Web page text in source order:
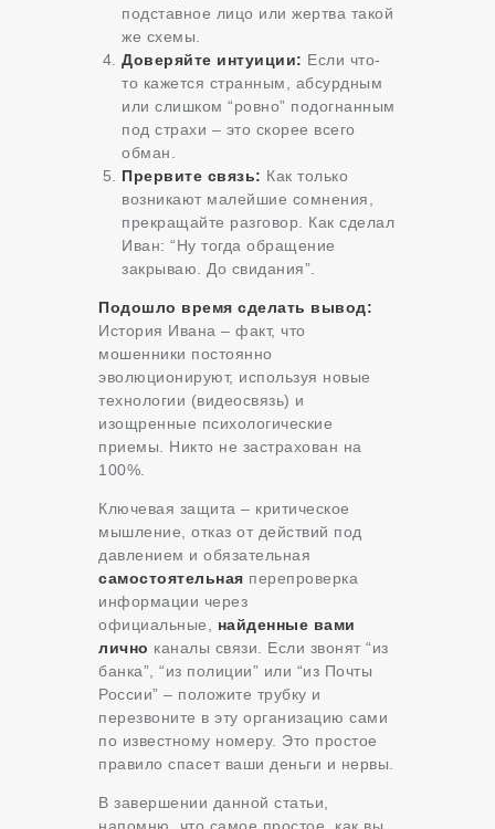
подставное лицо или жертва такой
же схемы.
Доверяйте интуиции: Если что-
то кажется странным, абсурдным
или слишком “ровно” подогнанным
под страхи – это скорее всего
обман.
Прервите связь: Как только
возникают малейшие сомнения,
прекращайте разговор. Как сделал
Иван: “Ну тогда обращение
закрываю. До свидания”.
Подошло время сделать вывод:
История Ивана – факт, что
мошенники постоянно
эволюционируют, используя новые
технологии (видеосвязь) и
изощренные психологические
приемы. Никто не застрахован на
100%.
Ключевая защита – критическое
мышление, отказ от действий под
давлением и обязательная
самостоятельная перепроверка
информации через
официальные, найденные вами
лично каналы связи. Если звонят “из
банка”, “из полиции” или “из Почты
России” – положите трубку и
перезвоните в эту организацию сами
по известному номеру. Это простое
правило спасет ваши деньги и нервы.
В завершении данной статьи,
напомню, что самое простое, как вы